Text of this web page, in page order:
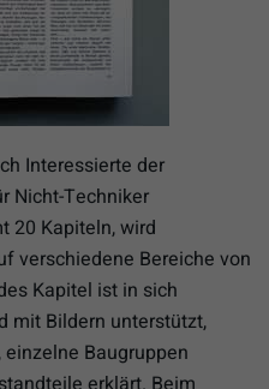
Interessierte der
Nicht-Techniker
20 Kapiteln, wird
verschiedene Bereiche von
Kapitel ist in sich
mit Bildern unterstützt,
Baugruppen